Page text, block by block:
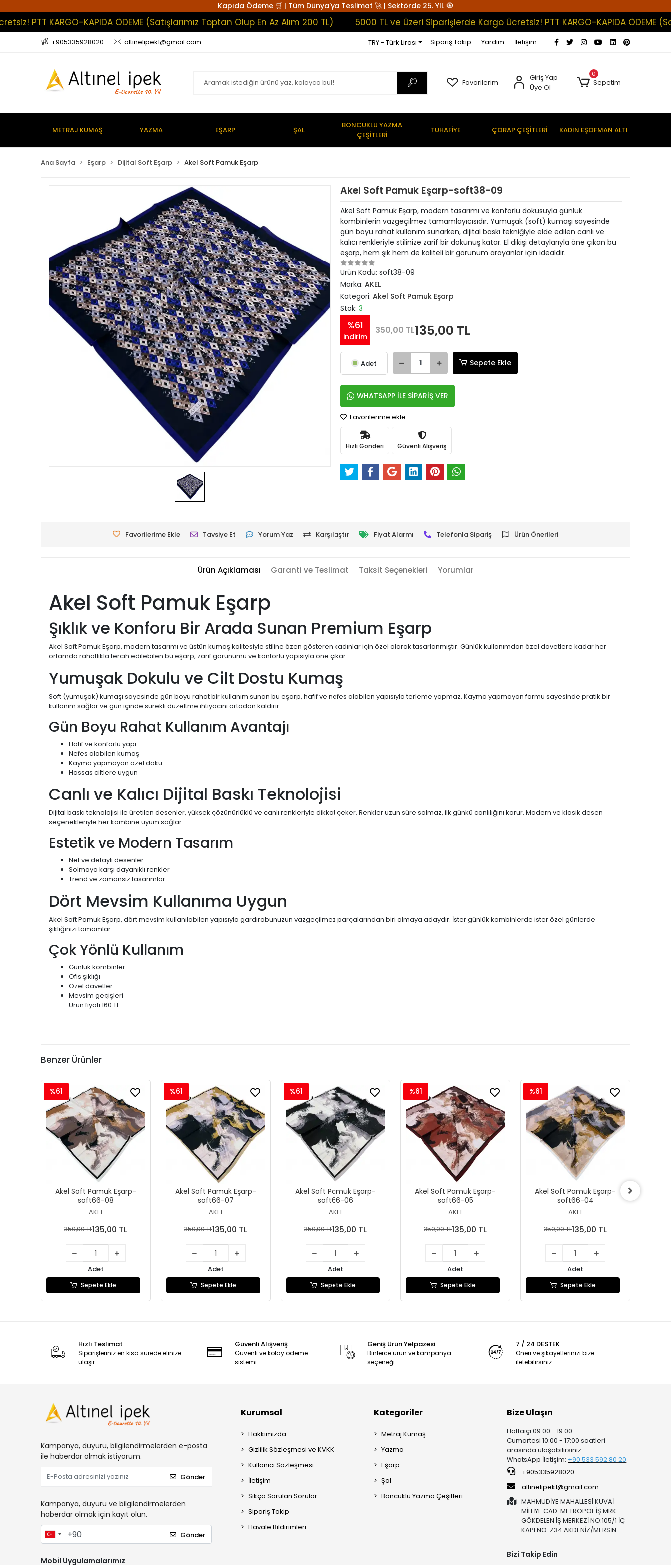
Kapıda Ödeme 🛒 | Tüm Dünya'ya Teslimat 🚀 | Sektörde 25. YIL 🧿
KARGO-KAPIDA ÖDEME (Satışlarımız Toptan Olup En Az Alım 200 TL) 5000 TL ve Üzeri Siparişlerde Kargo Ücretsiz! PTT KARGO-KAPIDA ÖDEME
+905335928020 altinelipek1@gmail.com TRY - Türk Lirası Sipariş Takip Yardım İletişim
Favorilerim
Giriş Yap
Üye Ol
0
Sepetim
METRAJ KUMAŞ YAZMA EŞARP ŞAL
BONCUKLU YAZMA
ÇEŞİTLERİ
TUHAFİYE ÇORAP ÇEŞİTLERİ KADIN EŞOFMAN ALTI
Ana Sayfa Eşarp Dijital Soft Eşarp Akel Soft Pamuk Eşarp
Akel Soft Pamuk Eşarp-soft38-09
Akel Soft Pamuk Eşarp, modern tasarımı ve konforlu dokusuyla günlük
kombinlerin vazgeçilmez tamamlayıcısıdır. Yumuşak (soft) kumaşı sayesinde
gün boyu rahat kullanım sunarken, dijital baskı tekniğiyle elde edilen canlı ve
kalıcı renkleriyle stilinize zarif bir dokunuş katar. El dikişi detaylarıyla öne çıkan bu
eşarp, hem şık hem de kaliteli bir görünüm arayanlar için idealdir.
Ürün Kodu: soft38-09
Marka: AKEL
Kategori: Akel Soft Pamuk Eşarp
Stok: 3
%61
indirim
350,00 TL135,00 TL
Adet Sepete Ekle
WHATSAPP İLE SİPARİŞ VER
Favorilerime ekle
Hızlı Gönderi Güvenli Alışveriş
Favorilerime Ekle Tavsiye Et Yorum Yaz Karşılaştır Fiyat Alarmı Telefonla Sipariş Ürün Önerileri
Ürün Açıklaması Garanti ve Teslimat Taksit Seçenekleri Yorumlar
Akel Soft Pamuk Eşarp
Şıklık ve Konforu Bir Arada Sunan Premium Eşarp
Akel Soft Pamuk Eşarp, modern tasarımı ve üstün kumaş kalitesiyle stiline özen gösteren kadınlar için özel olarak tasarlanmıştır. Günlük kullanımdan özel davetlere kadar her
ortamda rahatlıkla tercih edilebilen bu eşarp, zarif görünümü ve konforlu yapısıyla öne çıkar.
Yumuşak Dokulu ve Cilt Dostu Kumaş
Soft (yumuşak) kumaşı sayesinde gün boyu rahat bir kullanım sunan bu eşarp, hafif ve nefes alabilen yapısıyla terleme yapmaz. Kayma yapmayan formu sayesinde pratik bir
kullanım sağlar ve gün içinde sürekli düzeltme ihtiyacını ortadan kaldırır.
Gün Boyu Rahat Kullanım Avantajı
Hafif ve konforlu yapı
Nefes alabilen kumaş
Kayma yapmayan özel doku
Hassas ciltlere uygun
Canlı ve Kalıcı Dijital Baskı Teknolojisi
Dijital baskı teknolojisi ile üretilen desenler, yüksek çözünürlüklü ve canlı renkleriyle dikkat çeker. Renkler uzun süre solmaz, ilk günkü canlılığını korur. Modern ve klasik desen
seçenekleriyle her kombine uyum sağlar.
Estetik ve Modern Tasarım
Net ve detaylı desenler
Solmaya karşı dayanıklı renkler
Trend ve zamansız tasarımlar
Dört Mevsim Kullanıma Uygun
Akel Soft Pamuk Eşarp, dört mevsim kullanılabilen yapısıyla gardırobunuzun vazgeçilmez parçalarından biri olmaya adaydır. İster günlük kombinlerde ister özel günlerde
şıklığınızı tamamlar.
Çok Yönlü Kullanım
Günlük kombinler
Ofis şıklığı
Özel davetler
Mevsim geçişleri
Ürün fiyatı:160 TL
Benzer Ürünler
Akel Soft Pamuk Eşarp-
soft66-08
AKEL
%61
350,00 TL135,00 TL
Adet
Sepete Ekle
Akel Soft Pamuk Eşarp-
soft66-07
AKEL
%61
350,00 TL135,00 TL
Adet
Sepete Ekle
Akel Soft Pamuk Eşarp-
soft66-06
AKEL
%61
350,00 TL135,00 TL
Adet
Sepete Ekle
Akel Soft Pamuk Eşarp-
soft66-05
AKEL
%61
350,00 TL135,00 TL
Adet
Sepete Ekle
Akel Soft Pamuk Eşarp-
soft66-04
AKEL
%61
350,00 TL135,00 TL
Adet
Sepete Ekle
Hızlı Teslimat
Siparişleriniz en kısa sürede elinize
ulaşır.
Güvenli Alışveriş
Güvenli ve kolay ödeme
sistemi
Geniş Ürün Yelpazesi
Binlerce ürün ve kampanya
seçeneği
7 / 24 DESTEK
Öneri ve şikayetlerinizi bize
iletebilirsiniz.
Kampanya, duyuru, bilgilendirmelerden e-posta
ile haberdar olmak istiyorum.
Gönder
Kampanya, duyuru ve bilgilendirmelerden
haberdar olmak için kayıt olun.
Gönder
Mobil Uygulamalarımız
Kurumsal
Hakkımızda
Gizlilik Sözleşmesi ve KVKK
Kullanıcı Sözleşmesi
İletişim
Sıkça Sorulan Sorular
Sipariş Takip
Havale Bildirimleri
Kategoriler
Metraj Kumaş
Yazma
Eşarp
Şal
Boncuklu Yazma Çeşitleri
Bize Ulaşın
Haftaiçi 09:00 - 19:00
Cumartesi 10:00 - 17:00 saatleri
arasında ulaşabilirsiniz.
WhatsApp İletişim: +90 533 592 80 20
+905335928020
altinelipek1@gmail.com
MAHMUDİYE MAHALLESİ KUVAİ
MİLLİYE CAD. METROPOL İŞ MRK.
GÖKDELEN İŞ MERKEZİ NO:105/1 İÇ
KAPI NO: Z34 AKDENİZ/MERSİN
Bizi Takip Edin